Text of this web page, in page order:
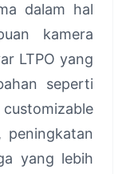
dalam hal
kamera
LTPO yang
seperti
peningkatan
yang lebih